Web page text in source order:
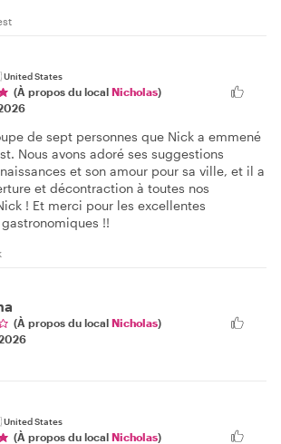
United States
(À propos du local Nicholas)
de sept personnes que Nick a emmené
Nous avons adoré ses suggestions
et son amour pour sa ville, et il a
et décontraction à toutes nos
! Et merci pour les excellentes
!!
(À propos du local Nicholas)
United States
(À propos du local Nicholas)